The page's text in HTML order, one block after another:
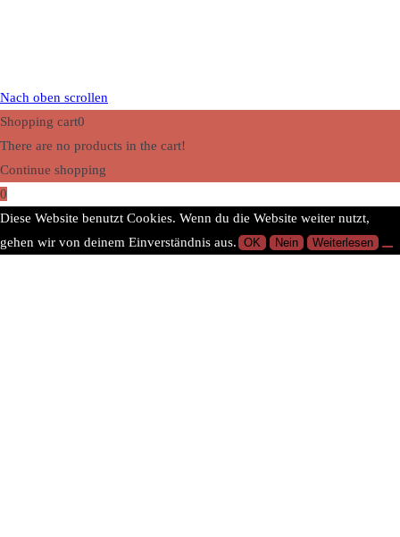
Nach oben scrollen
Shopping cart0
There are no products in the cart!
Continue shopping
0
Diese Website benutzt Cookies. Wenn du die Website weiter nutzt,
gehen wir von deinem Einverständnis aus. OK Nein Weiterlesen